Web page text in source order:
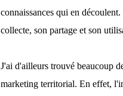
connaissances qui en
collecte, son partage et son
J'ai d'ailleurs trouvé beaucoup
marketing territorial. En effet,